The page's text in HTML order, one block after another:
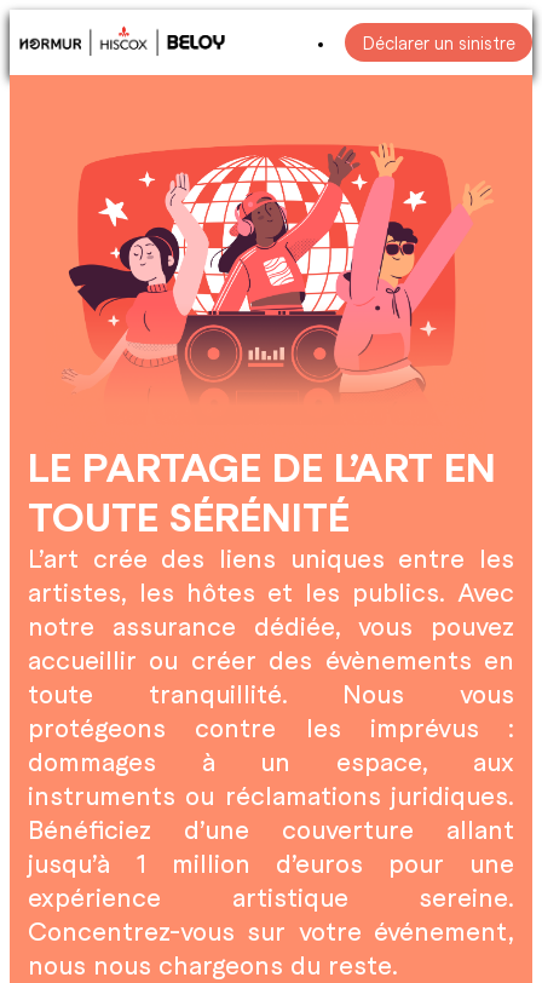
Déclarer un sinistre
LE PARTAGE DE L’ART EN
TOUTE SÉRÉNITÉ
L’art crée des liens uniques entre les
artistes, les hôtes et les publics. Avec
notre assurance dédiée, vous pouvez
accueillir ou créer des évènements en
toute tranquillité. Nous vous
protégeons contre les imprévus :
dommages à un espace, aux
instruments ou réclamations juridiques.
Bénéficiez d’une couverture allant
jusqu’à 1 million d’euros pour une
expérience artistique sereine.
Concentrez-vous sur votre événement,
nous nous chargeons du reste.